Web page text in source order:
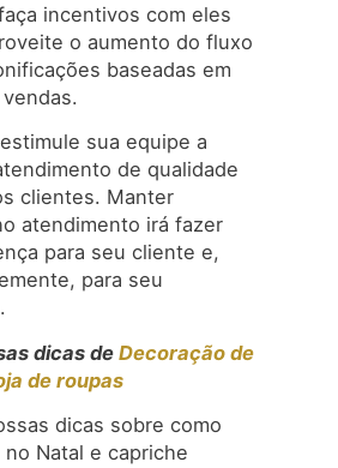
incentivos com eles
o aumento do fluxo
baseadas em
sua equipe a
de qualidade
clientes. Manter
atendimento irá fazer
para seu cliente e,
para seu
dicas deDecoração de
de roupas
dicas sobre como
Natal e capriche